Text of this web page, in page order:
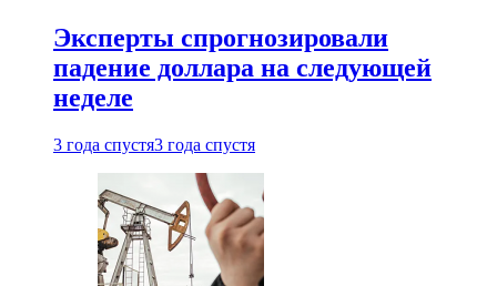
Эксперты спрогнозировали
падение доллара на следующей
неделе
3 года спустя3 года спустя